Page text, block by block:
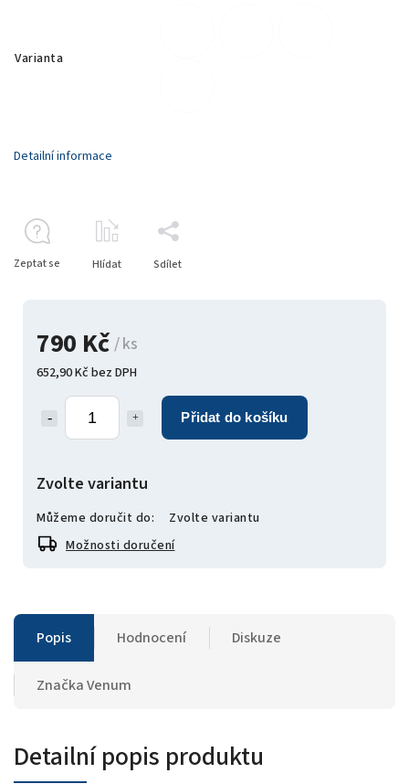
Varianta
790 Kč / ks
652,90 Kč bez DPH
Přidat do košíku
Zvolte variantu
Můžeme doručit do:
Zvolte variantu
Možnosti doručení
Detailní informace
Zeptat se Hlídat Sdílet
Popis Hodnocení Diskuze
ZnačkaVenum
Detailní popis produktu